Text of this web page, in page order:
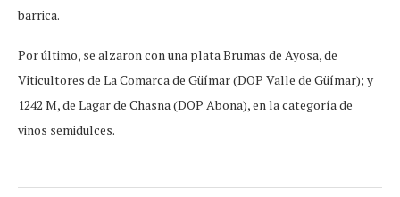
barrica.
Por último, se alzaron con una plata Brumas de Ayosa, de
Viticultores de La Comarca de Güímar (DOP Valle de Güímar); y
1242 M, de Lagar de Chasna (DOP Abona), en la categoría de
vinos semidulces.